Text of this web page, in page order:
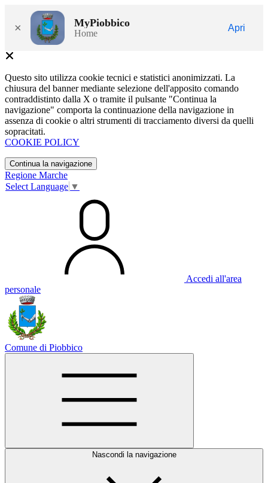
× MyPiobbico
Home
Apri
Questo sito utilizza cookie tecnici e statistici anonimizzati. La
chiusura del banner mediante selezione dell'apposito comando
contraddistinto dalla X o tramite il pulsante "Continua la
navigazione" comporta la continuazione della navigazione in
assenza di cookie o altri strumenti di tracciamento diversi da quelli
sopracitati.
COOKIE POLICY
Continua la navigazione
Regione Marche
Select Language ▼
Accedi all'area
personale
Comune di Piobbico
Nascondi la navigazione